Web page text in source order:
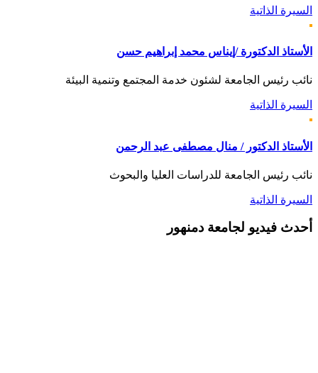
السيرة الذاتية
الأستاذ الدكتورة /إيناس محمد إبراهيم حسن
نائب رئيس الجامعة لشئون خدمة المجتمع وتنمية البيئة
السيرة الذاتية
الأستاذ الدكتور / منال مصطفى عبد الرحمن
نائب رئيس الجامعة للدراسات العليا والبحوث
السيرة الذاتية
أحدث فيديو لجامعة دمنهور